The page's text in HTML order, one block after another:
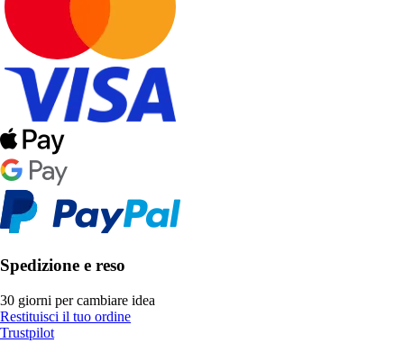
Spedizione e reso
30 giorni per cambiare idea
Restituisci il tuo ordine
Trustpilot